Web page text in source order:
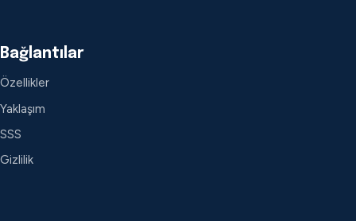
Bağlantılar
Özellikler
Yaklaşım
SSS
Gizlilik